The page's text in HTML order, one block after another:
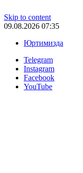
Skip to content
09.08.2026 07:35
Юртимизда
Telegram
Instagram
Facebook
YouTube